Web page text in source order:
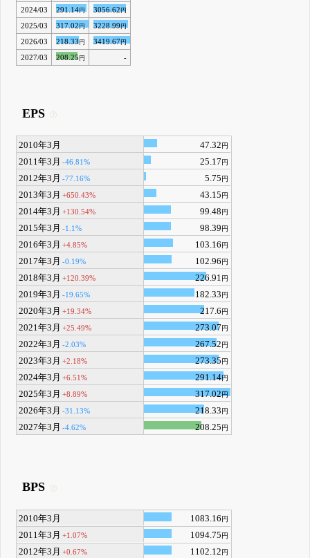
2024/03 291.14円 3056.62円
2025/03 317.02円 3228.99円
2026/03 218.33円 3419.67円
2027/03 208.25 円 -
EPS
2010年3月 47.32円
2011年3月 -46.81% 25.17円
2012年3月 -77.16% 5.75円
2013年3月 +650.43% 43.15円
2014年3月 +130.54% 99.48円
2015年3月 -1.1% 98.39円
2016年3月 +4.85% 103.16円
2017年3月 -0.19% 102.96円
2018年3月 +120.39% 226.91 円
2019年3月 -19.65% 182.33円
2020年3月 +19.34% 217.6円
2021年3月 +25.49% 273.07円
2022年3月 -2.03% 267.52円
2023年3月 +2.18% 273.35円
2024年3月 +6.51% 291.14円
2025年3月 +8.89% 317.02円
2026年3月 -31.13% 218.33円
2027年3月 -4.62% 208.25円
BPS
2010年3月 1083.16円
2011年3月 +1.07% 1094.75円
2012年3月 +0.67% 1102.12円